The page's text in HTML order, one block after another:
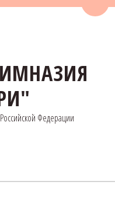
Федерации